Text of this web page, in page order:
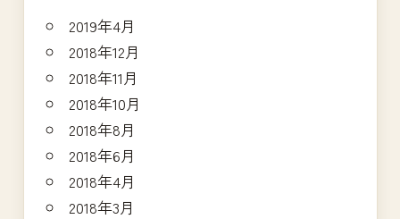
2019年4月
2018年12月
2018年11月
2018年10月
2018年8月
2018年6月
2018年4月
2018年3月